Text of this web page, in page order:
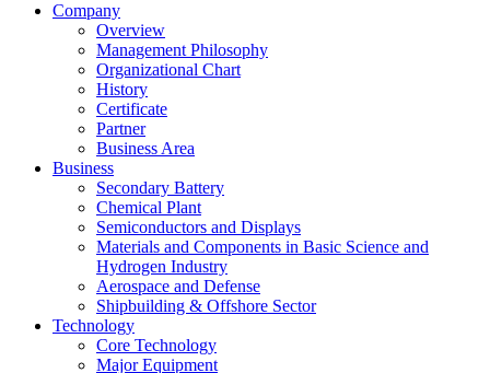
Company
Overview
Management Philosophy
Organizational Chart
History
Certificate
Partner
Business Area
Business
Secondary Battery
Chemical Plant
Semiconductors and Displays
Materials and Components in Basic Science and
Hydrogen Industry
Aerospace and Defense
Shipbuilding & Offshore Sector
Technology
Core Technology
Major Equipment